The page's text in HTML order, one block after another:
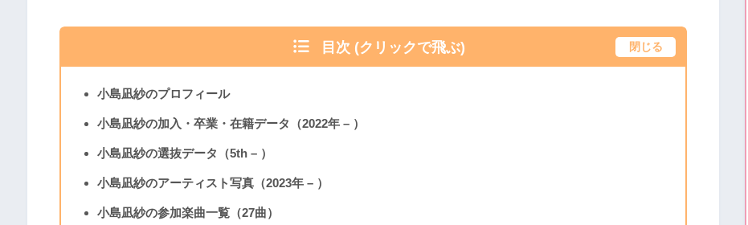
目次 (クリックで飛ぶ) 閉じる
小島凪紗のプロフィール
小島凪紗の加入・卒業・在籍データ（2022年 – ）
小島凪紗の選抜データ（5th – ）
小島凪紗のアーティスト写真（2023年 – ）
小島凪紗の参加楽曲一覧（27曲）